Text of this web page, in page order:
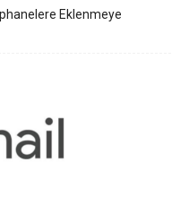
Eklenmeye